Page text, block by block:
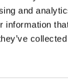
and
information